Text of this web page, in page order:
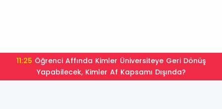
11:25
Yapabilecek, Kimler Af Kapsamı Dışında?